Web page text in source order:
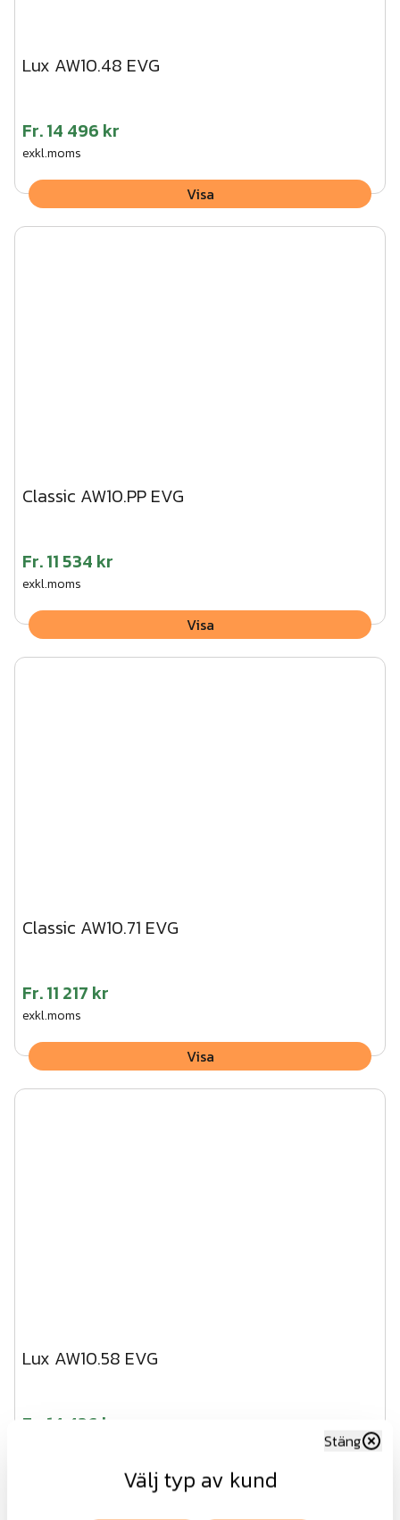
Lux AW10.48 EVG
Fr.14 496 kr
exkl.moms
Visa
Classic AW10.PP EVG
Fr.11 534 kr
exkl.moms
Visa
Classic AW10.71 EVG
Fr.11 217 kr
exkl.moms
Visa
Lux AW10.58 EVG
Fr. 14 426 kr
Visa
Välj typ av kund
Stäng